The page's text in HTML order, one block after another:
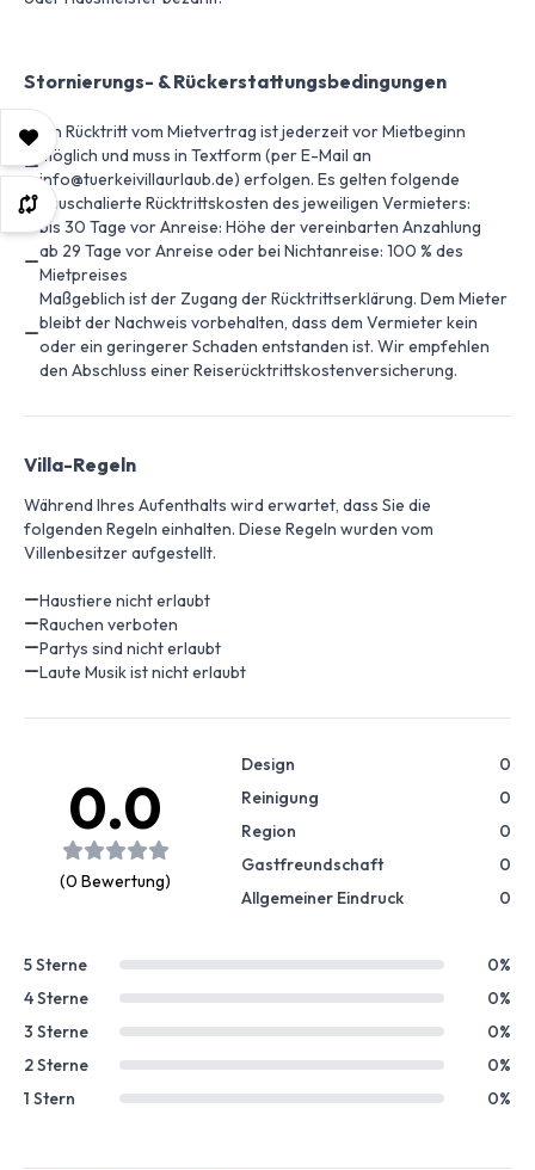
Stornierungs- & Rückerstattungsbedingungen
Ein Rücktritt vom Mietvertrag ist jederzeit vor Mietbeginn
möglich und muss in Textform (per E-Mail an
info@tuerkeivillaurlaub.de) erfolgen. Es gelten folgende
pauschalierte Rücktrittskosten des jeweiligen Vermieters:
bis 30 Tage vor Anreise: Höhe der vereinbarten Anzahlung
ab 29 Tage vor Anreise oder bei Nichtanreise: 100 % des
Mietpreises
Maßgeblich ist der Zugang der Rücktrittserklärung. Dem Mieter
bleibt der Nachweis vorbehalten, dass dem Vermieter kein
oder ein geringerer Schaden entstanden ist. Wir empfehlen
den Abschluss einer Reiserücktrittskostenversicherung.
Villa-Regeln
Während Ihres Aufenthalts wird erwartet, dass Sie die
folgenden Regeln einhalten. Diese Regeln wurden vom
Villenbesitzer aufgestellt.
Haustiere nicht erlaubt
Rauchen verboten
Partys sind nicht erlaubt
Laute Musik ist nicht erlaubt
0.0
(0 Bewertung)
Design
0
Reinigung
0
Region
0
Gastfreundschaft
0
Allgemeiner Eindruck
0
5 Sterne
0%
4 Sterne
0%
3 Sterne
0%
2 Sterne
0%
1 Stern
0%